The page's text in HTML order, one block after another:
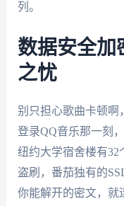
列。
数据安全加
之忧
别只担心歌曲卡顿啊
登录QQ音乐那一刻
纽约大学宿舍楼有32
盗刷，番茄独有的
你能解开的密文，就